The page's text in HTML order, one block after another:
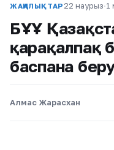
ЖАҢАЛЫҚТАР 22 наурыз·1
БҰҰ
қарақалпақ
баспана
Алмас Жарасхан